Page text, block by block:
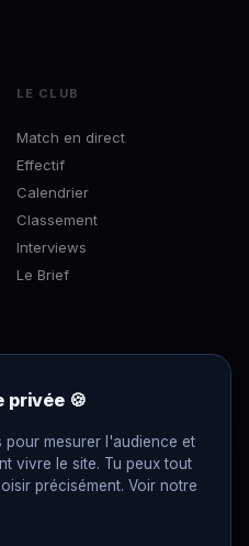
LE CLUB
Match en direct
Effectif
Calendrier
Classement
Interviews
Le Brief
privée 🍪
pour mesurer l'audience et
vivre le site. Tu peux tout
précisément. Voir notre